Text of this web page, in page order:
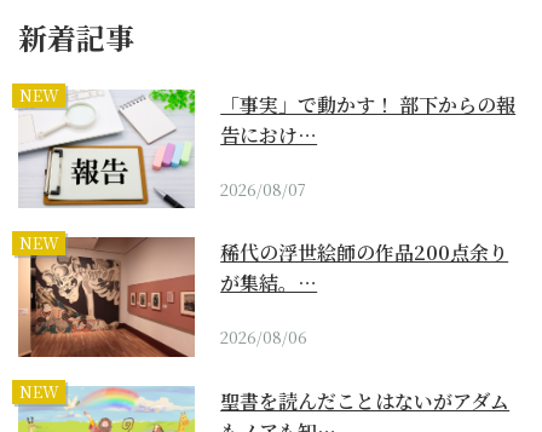
新着記事
NEW
「事実」で動かす！ 部下からの報
告におけ…
2026/08/07
NEW
稀代の浮世絵師の作品200点余り
が集結。…
2026/08/06
NEW
聖書を読んだことはないがアダム